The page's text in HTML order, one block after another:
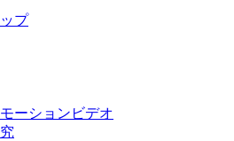
プ
ーションビデオ